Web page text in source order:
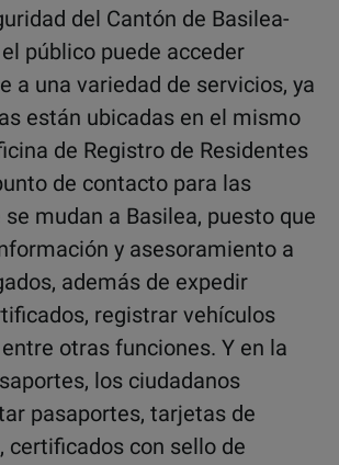
del Cantón de Basilea-
público puede acceder
a una variedad de servicios, ya
están ubicadas en el mismo
de Registro de Residentes
de contacto para las
mudan a Basilea, puesto que
y asesoramiento a
además de expedir
registrar vehículos
otras funciones. Y en la
los ciudadanos
pasaportes, tarjetas de
certificados con sello de